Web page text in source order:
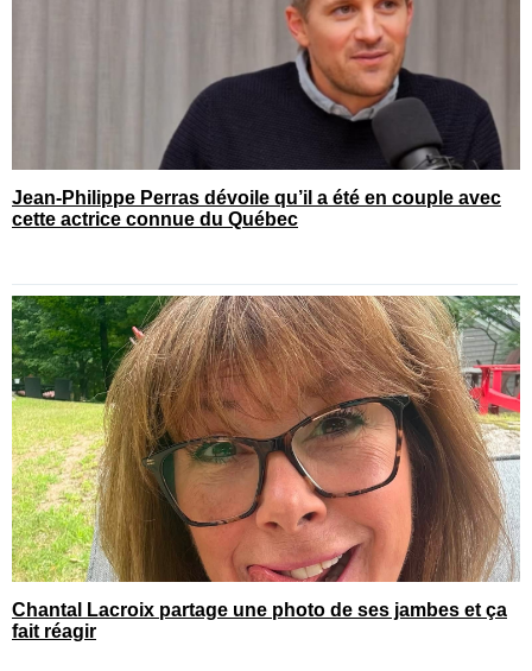
Jean-Philippe Perras dévoile qu’il a été en couple avec
cette actrice connue du Québec
Chantal Lacroix partage une photo de ses jambes et ça
fait réagir